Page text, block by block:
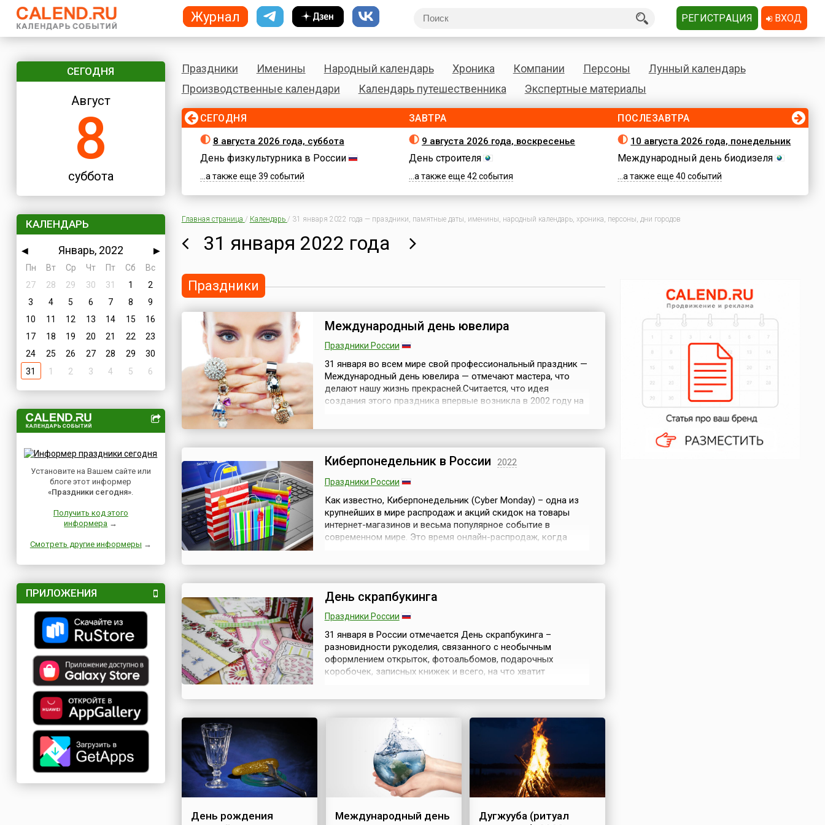
СЕГОДНЯ
Август
8
суббота
КАЛЕНДАРЬ
◀ Январь, 2022
▶
Пн
Вт Ср Чт Пт Сб
Вс
27
28 29 30 31 1
2
3
4 5 6 7 8
9
10
11 12 13 14 15
16
17
18 19 20 21 22
23
24
25 26 27 28 29
30
31
1 2 3 4 5 6
Установите на Вашем сайте или
блоге этот информер
«Праздники сегодня».
Получить код этого
информера →
Смотреть другие информеры →
ПРИЛОЖЕНИЯ
Праздники Именины Народный календарь Хроника Компании Персоны
Лунный календарь
Производственные календари
Календарь путешественника Экспертные материалы
СЕГОДНЯ
8 августа 2026 года, суббота
День физкультурника в России
...а также еще 39 событий
ЗАВТРА
9 августа 2026 года, воскресенье
День строителя
...а также еще 42 события
ПОСЛЕЗАВТРА
10 августа 2026 года, понедельник
Международный день биодизеля
...а также еще 40 событий
Главная страница / Календарь / 31 января 2022 года — праздники, памятные даты, именины, народный календарь, хроника, персоны, дни городов
31 января 2022 года
Праздники
Международный день ювелира
Праздники России
31 января во всем мире свой профессиональный праздник —
Международный день ювелира — отмечают мастера, что
делают нашу жизнь прекрасней.Считается, что идея
создания этого праздника впервые возникла в 2002 году на
учредить 31 января как Между...
Киберпонедельник в России
2022
Праздники России
Как известно, Киберпонедельник (Cyber Monday) – одна из
крупнейших в мире распродаж и акций скидок на товары
интернет-магазинов и весьма популярное событие в
современном мире. Это время онлайн-распродаж, когда
ведёт свою историю из США, н...
День скрапбукинга
Праздники России
31 января в России отмечается День скрапбукинга –
разновидности рукоделия, связанного с необычным
оформлением открыток, фотоальбомов, подарочных
коробочек, записных книжек и всего, на что хватит
января 2006 года. Само слово скрапбукинг пр...
День рождения
Международный день
Дугжууба (ритуал
Журнал РЕГИСТРАЦИЯ ВХОД